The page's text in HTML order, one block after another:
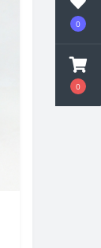
0
0